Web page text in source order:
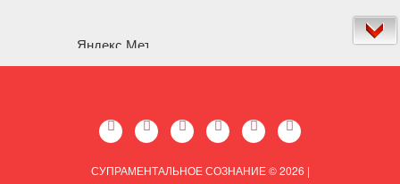
СУПРАМЕНТАЛЬНОЕ СОЗНАНИЕ © 2026 |